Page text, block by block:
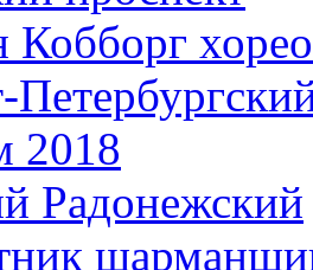
Кобборг
2018
Радонежский